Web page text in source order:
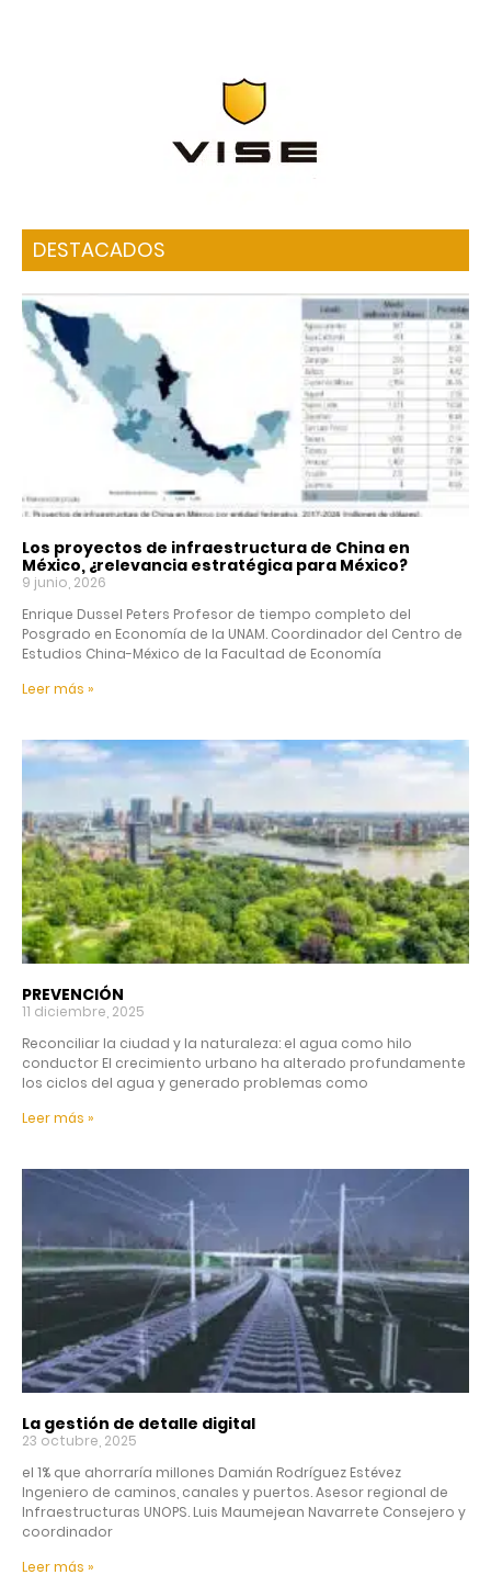
DESTACADOS
Los proyectos de infraestructura de China en
México, ¿relevancia estratégica para México?
9 junio, 2026
Enrique Dussel Peters Profesor de tiempo completo del
Posgrado en Economía de la UNAM. Coordinador del Centro de
Estudios China-México de la Facultad de Economía
Leer más »
PREVENCIÓN
11 diciembre, 2025
Reconciliar la ciudad y la naturaleza: el agua como hilo
conductor El crecimiento urbano ha alterado profundamente
los ciclos del agua y generado problemas como
Leer más »
La gestión de detalle digital
23 octubre, 2025
el 1% que ahorraría millones Damián Rodríguez Estévez
Ingeniero de caminos, canales y puertos. Asesor regional de
Infraestructuras UNOPS. Luis Maumejean Navarrete Consejero y
coordinador
Leer más »